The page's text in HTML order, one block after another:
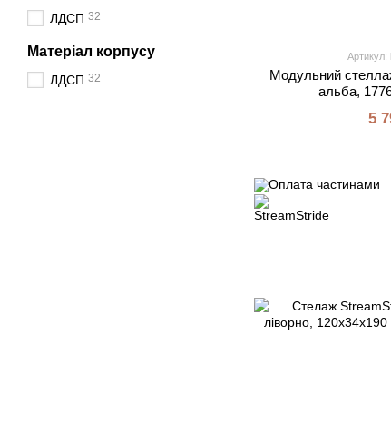
Артикул:
Модульний
альба,
5
ЛДСП 32
Матеріал корпусу
ЛДСП 32